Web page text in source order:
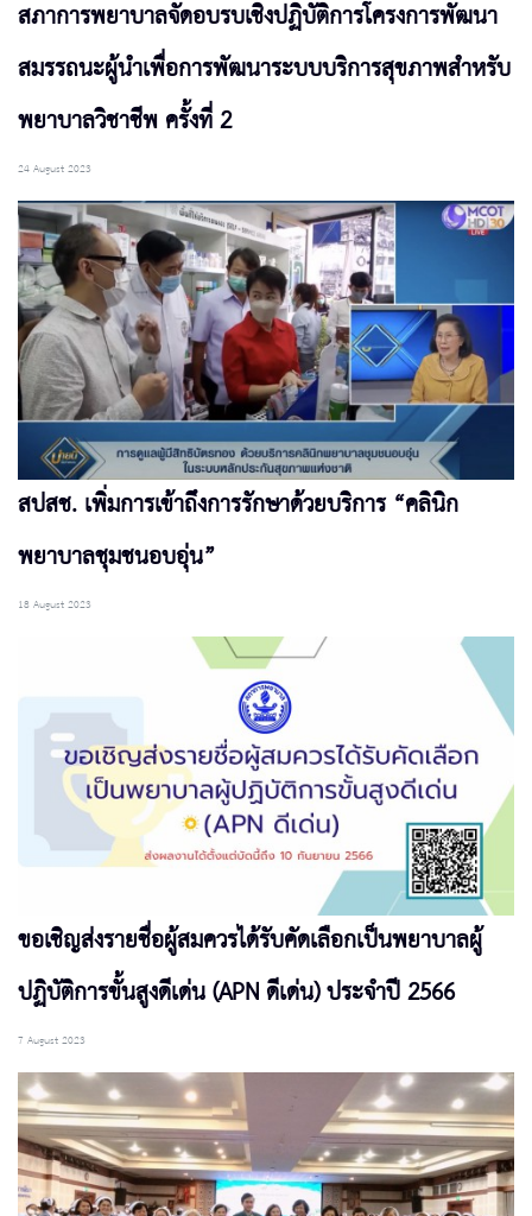
สภาการพยาบาลจัดอบรบเชิงปฏิบัติการโครงการพัฒนา
สมรรถนะผู้นำเพื่อการพัฒนาระบบบริการสุขภาพสำหรับ
พยาบาลวิชาชีพ ครั้งที่ 2
24 August 2023
สปสช. เพิ่มการเข้าถึงการรักษาด้วยบริการ “คลินิก
พยาบาลชุมชนอบอุ่น”
18 August 2023
ขอเชิญส่งรายชื่อผู้สมควรได้รับคัดเลือกเป็นพยาบาลผู้
ปฏิบัติการขั้นสูงดีเด่น (APN ดีเด่น) ประจำปี 2566
7 August 2023